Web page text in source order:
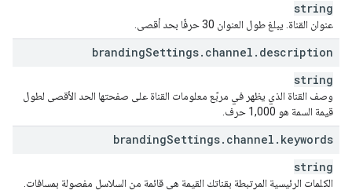
string
عنوان القناة. يبلغ طول العنوان 30 حرفًا بحد أقصى.
brandingSettings. channel . description
string
وصف القناة الذي يظهر في مربّع معلومات القناة على صفحتها الحد الأقصى لطول
قيمة السمة هو 1,000 حرف.
brandingSettings. channel . keywords
string
الكلمات الرئيسية المرتبطة بقناتك القيمة هي قائمة من السلاسل مفصولة بمسافات.